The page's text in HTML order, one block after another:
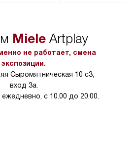
в условиях
тарифы на услуги
MieleArtplay
не работает, смена
экспозиции.
Сыромятническая 10 с3,
вход 3а.
с 10.00 до 20.00.